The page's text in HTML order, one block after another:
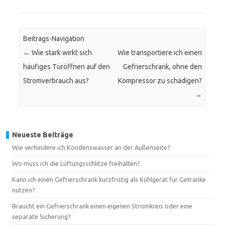
Beitrags-Navigation
← Wie stark wirkt sich
häufiges Türöffnen auf den
Stromverbrauch aus?
Wie transportiere ich einen
Gefrierschrank, ohne den
Kompressor zu schädigen?
→
Neueste Beiträge
Wie verhindere ich Kondenswasser an der Außenseite?
Wo muss ich die Lüftungsschlitze freihalten?
Kann ich einen Gefrierschrank kurzfristig als Kühlgerät für Getränke
nutzen?
Braucht ein Gefrierschrank einen eigenen Stromkreis oder eine
separate Sicherung?